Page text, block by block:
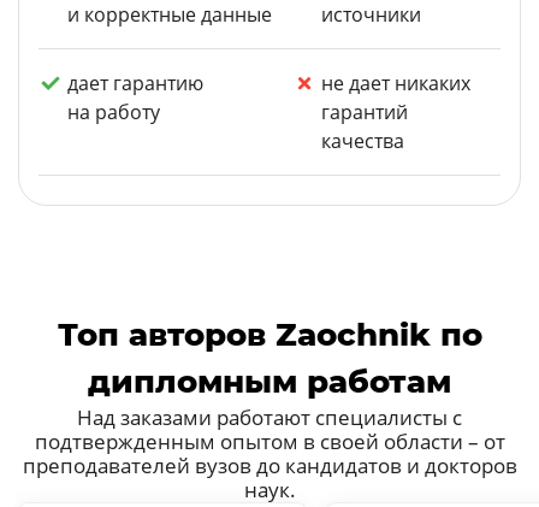
и корректные данные
источники
дает гарантию
на работу
не дает никаких
гарантий
качества
Топ авторов Zaochnik по
дипломным работам
Над заказами работают специалисты с
подтвержденным опытом в своей области – от
преподавателей вузов до кандидатов и докторов
наук.